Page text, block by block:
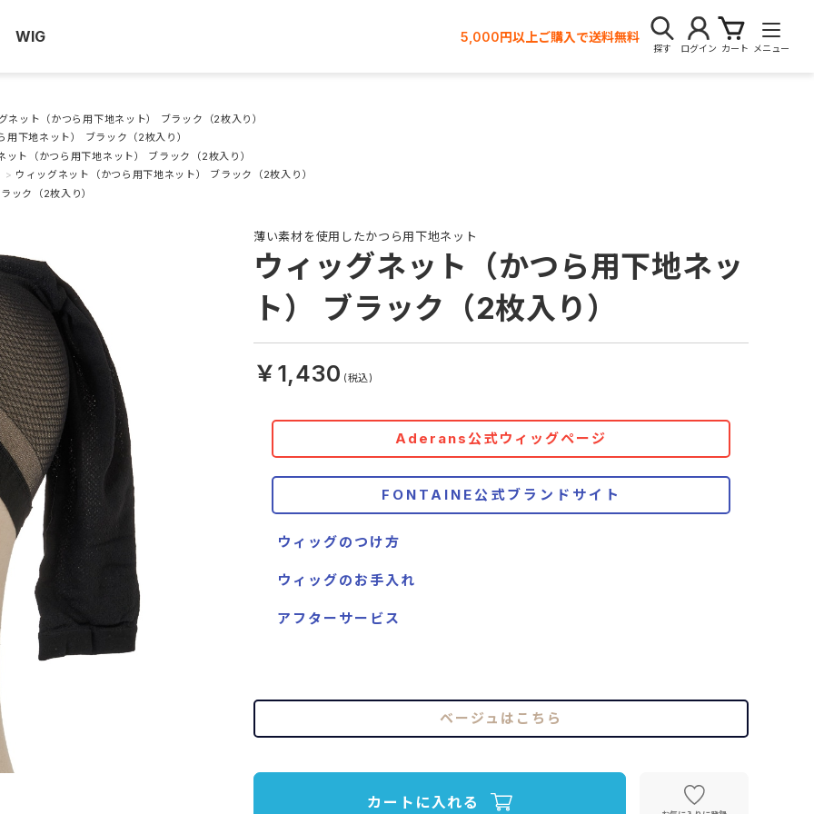
WIG 5,000円以上ご購入で送料無料
探す ログイン カート メニュー
ネット（かつら用下地ネット） ブラック（2枚入り）
用下地ネット） ブラック（2枚入り）
ット（かつら用下地ネット） ブラック（2枚入り）
> ウィッグネット（かつら用下地ネット） ブラック（2枚入り）
ック（2枚入り）
薄い素材を使用したかつら用下地ネット
ウィッグネット（かつら用下地ネッ
ト） ブラック（2枚入り）
￥1,430
Aderans公式ウィッグページ
FONTAINE公式ブランドサイト
ウィッグのつけ方
ウィッグのお手入れ
アフターサービス
カートに入れる
ベージュはこちら